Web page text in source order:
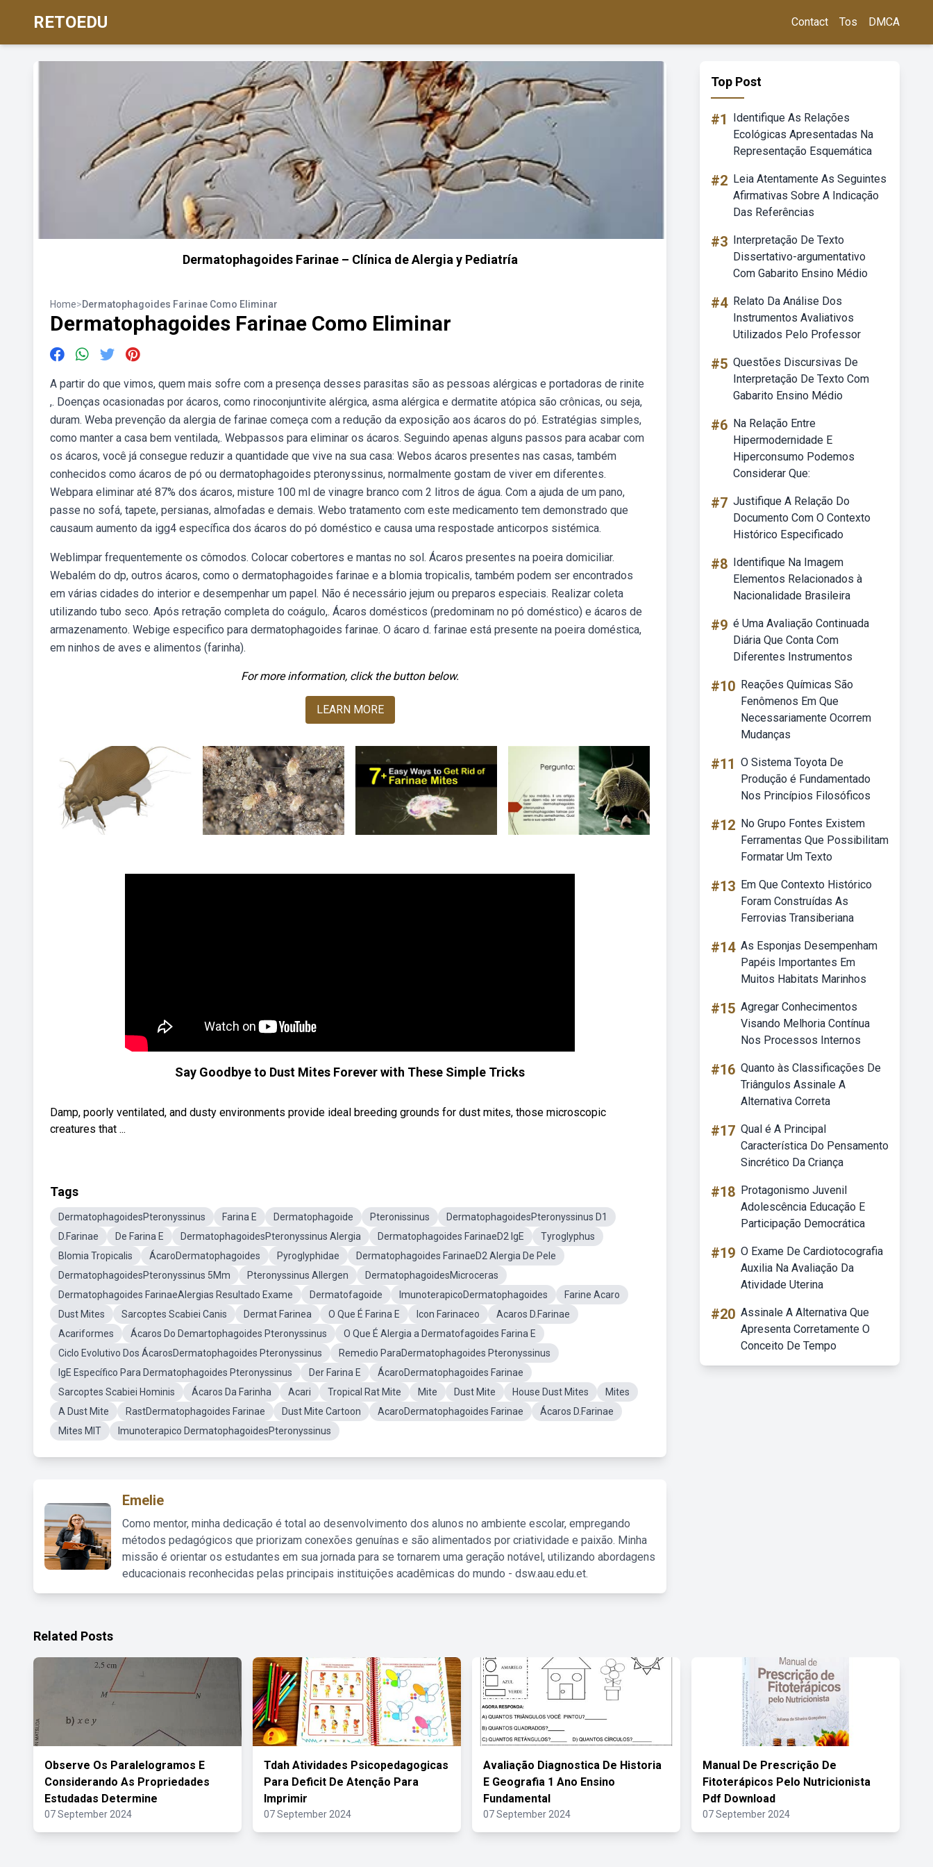
RETOEDU Contact Tos DMCA
Dermatophagoides Farinae – Clínica de Alergia y Pediatría
Home>Dermatophagoides Farinae Como Eliminar
Dermatophagoides Farinae Como Eliminar
A partir do que vimos, quem mais sofre com a presença desses parasitas são as pessoas alérgicas e portadoras de rinite
,. Doenças ocasionadas por ácaros, como rinoconjuntivite alérgica, asma alérgica e dermatite atópica são crônicas, ou seja,
duram. Weba prevenção da alergia de farinae começa com a redução da exposição aos ácaros do pó. Estratégias simples,
como manter a casa bem ventilada,. Webpassos para eliminar os ácaros. Seguindo apenas alguns passos para acabar com
os ácaros, você já consegue reduzir a quantidade que vive na sua casa: Webos ácaros presentes nas casas, também
conhecidos como ácaros de pó ou dermatophagoides pteronyssinus, normalmente gostam de viver em diferentes.
Webpara eliminar até 87% dos ácaros, misture 100 ml de vinagre branco com 2 litros de água. Com a ajuda de um pano,
passe no sofá, tapete, persianas, almofadas e demais. Webo tratamento com este medicamento tem demonstrado que
causaum aumento da igg4 específica dos ácaros do pó doméstico e causa uma respostade anticorpos sistémica.
Weblimpar frequentemente os cômodos. Colocar cobertores e mantas no sol. Ácaros presentes na poeira domiciliar.
Webalém do dp, outros ácaros, como o dermatophagoides farinae e a blomia tropicalis, também podem ser encontrados
em várias cidades do interior e desempenhar um papel. Não é necessário jejum ou preparos especiais. Realizar coleta
utilizando tubo seco. Após retração completa do coágulo,. Ácaros domésticos (predominam no pó doméstico) e ácaros de
armazenamento. Webige especifico para dermatophagoides farinae. O ácaro d. farinae está presente na poeira doméstica,
em ninhos de aves e alimentos (farinha).
For more information, click the button below.
LEARN MORE
Say Goodbye to Dust Mites Forever with These Simple Tricks
Damp, poorly ventilated, and dusty environments provide ideal breeding grounds for dust mites, those microscopic
creatures that ...
Tags
DermatophagoidesPteronyssinus Farina E Dermatophagoide Pteronissinus
DermatophagoidesPteronyssinus D1
D.Farinae
De Farina E DermatophagoidesPteronyssinus Alergia Dermatophagoides FarinaeD2 IgE
Tyroglyphus
Blomia Tropicalis
ÁcaroDermatophagoides Pyroglyphidae
Dermatophagoides FarinaeD2 Alergia De Pele
DermatophagoidesPteronyssinus 5Mm
Pteronyssinus Allergen
DermatophagoidesMicroceras
Dermatophagoides FarinaeAlergias Resultado Exame
Dermatofagoide ImunoterapicoDermatophagoides
Farine Acaro
Dust Mites
Sarcoptes Scabiei Canis Dermat Farinea O Que É Farina E Icon Farinaceo
Acaros D.Farinae
Acariformes
Ácaros Do Demartophagoides Pteronyssinus
O Que É Alergia a Dermatofagoides Farina E
Ciclo Evolutivo Dos ÁcarosDermatophagoides Pteronyssinus
Remedio ParaDermatophagoides Pteronyssinus
IgE Específico Para Dermatophagoides Pteronyssinus
Der Farina E
ÁcaroDermatophagoides Farinae
Sarcoptes Scabiei Hominis
Ácaros Da Farinha Acari Tropical Rat Mite Mite Dust Mite House Dust Mites
Mites
A Dust Mite
RastDermatophagoides Farinae Dust Mite Cartoon AcaroDermatophagoides Farinae
Ácaros D.Farinae
Mites MIT
Imunoterapico DermatophagoidesPteronyssinus
Emelie
Como mentor, minha dedicação é total ao desenvolvimento dos alunos no ambiente escolar, empregando
métodos pedagógicos que priorizam conexões genuínas e são alimentados por criatividade e paixão. Minha
missão é orientar os estudantes em sua jornada para se tornarem uma geração notável, utilizando abordagens
educacionais reconhecidas pelas principais instituições acadêmicas do mundo - dsw.aau.edu.et.
Top Post
#1
Identifique As Relações
Ecológicas Apresentadas Na
Representação Esquemática
#2 Leia Atentamente As Seguintes
Afirmativas Sobre A Indicação
Das Referências
#3 Interpretação De Texto
Dissertativo-argumentativo
Com Gabarito Ensino Médio
#4 Relato Da Análise Dos
Instrumentos Avaliativos
Utilizados Pelo Professor
#5 Questões Discursivas De
Interpretação De Texto Com
Gabarito Ensino Médio
#6 Na Relação Entre
Hipermodernidade E
Hiperconsumo Podemos
Considerar Que:
#7 Justifique A Relação Do
Documento Com O Contexto
Histórico Especificado
#8 Identifique Na Imagem
Elementos Relacionados à
Nacionalidade Brasileira
#9 é Uma Avaliação Continuada
Diária Que Conta Com
Diferentes Instrumentos
#10 Reações Químicas São
Fenômenos Em Que
Necessariamente Ocorrem
Mudanças
#11 O Sistema Toyota De
Produção é Fundamentado
Nos Princípios Filosóficos
#12 No Grupo Fontes Existem
Ferramentas Que Possibilitam
Formatar Um Texto
#13 Em Que Contexto Histórico
Foram Construídas As
Ferrovias Transiberiana
#14 As Esponjas Desempenham
Papéis Importantes Em
Muitos Habitats Marinhos
#15 Agregar Conhecimentos
Visando Melhoria Contínua
Nos Processos Internos
#16 Quanto às Classificações De
Triângulos Assinale A
Alternativa Correta
#17 Qual é A Principal
Característica Do Pensamento
Sincrético Da Criança
#18 Protagonismo Juvenil
Adolescência Educação E
Participação Democrática
#19 O Exame De Cardiotocografia
Auxilia Na Avaliação Da
Atividade Uterina
#20 Assinale A Alternativa Que
Apresenta Corretamente O
Conceito De Tempo
Related Posts
Observe Os Paralelogramos E
Considerando As Propriedades
Estudadas Determine
07 September 2024
Tdah Atividades Psicopedagogicas
Para Deficit De Atenção Para
Imprimir
07 September 2024
Avaliação Diagnostica De Historia
E Geografia 1 Ano Ensino
Fundamental
07 September 2024
Manual De Prescrição De
Fitoterápicos Pelo Nutricionista
Pdf Download
07 September 2024